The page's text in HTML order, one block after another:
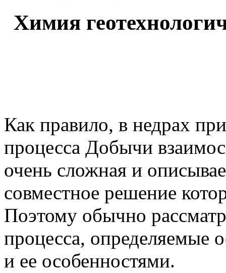
Химия
Как правило, в недрах
процесса Добычи
очень сложная и
совместное решение
Поэтому обычно
процесса, определяемые
и ее особенностями.